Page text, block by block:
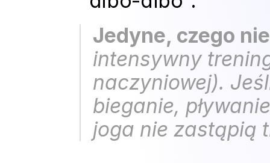
Jedyne, czego
intensywny
naczyniowej).
bieganie,
joga nie zastąpią